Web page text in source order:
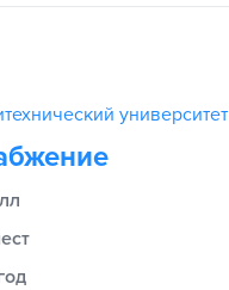
университет